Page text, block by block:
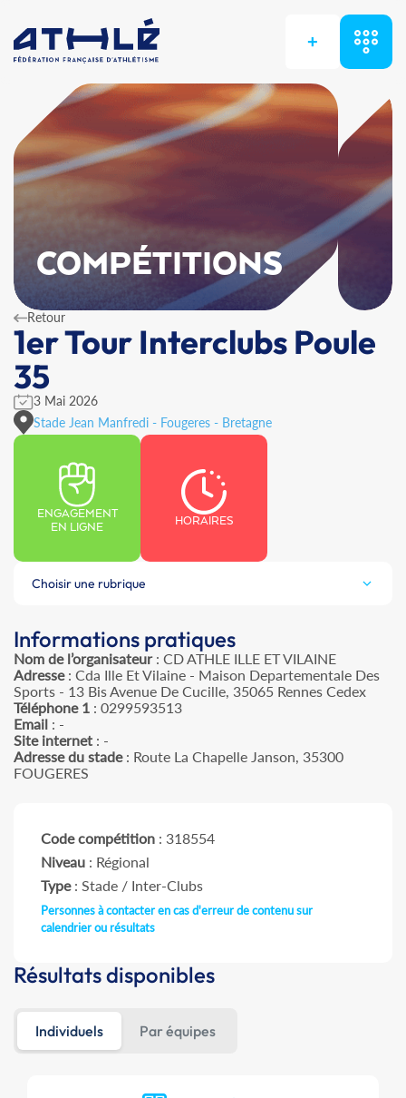
+
COMPÉTITIONS
Retour
1er Tour Interclubs Poule
35
3 Mai 2026
Stade Jean Manfredi - Fougeres - Bretagne
ENGAGEMENT
EN LIGNE
HORAIRES
Choisir une rubrique
Informations pratiques
Nom de l’organisateur: CD ATHLE ILLE ET VILAINE
Adresse: Cda Ille Et Vilaine - Maison Departementale Des
Sports - 13 Bis Avenue De Cucille, 35065 Rennes Cedex
Téléphone 1 : 0299593513
Email : -
Site internet : -
Adresse du stade: Route La Chapelle Janson, 35300
FOUGERES
Code compétition : 318554
Niveau : Régional
Type: Stade / Inter-Clubs
Personnes à contacter en cas d'erreur de contenu sur
calendrier ou résultats
Résultats disponibles
Individuels Par équipes